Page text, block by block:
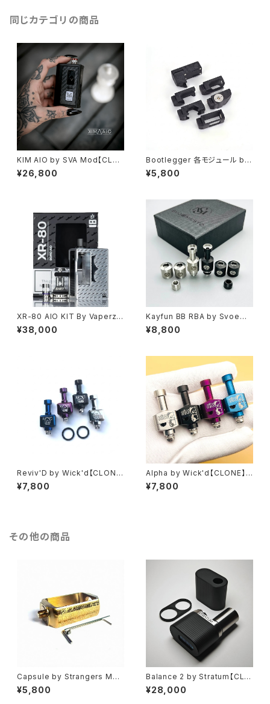
同じカテゴリの商品
KIM AIO by SVA Mod【CLO
NE】【送料無料】【Carbon Fibe
r】【1 x 18650】【70W】【For B
ed RBA ブリッジ V2 M2 AIO /
Cthulhu AIO Unkwn Unreal
Device Suit PRC / YEC/ Mis
sion XV/415 / Monarchy】
¥26,800
Bootlegger 各モジュール by
Box Mod Mafia【送料無料】
【CLONE】【カスタムモジュール
MJF】【18650×1】【BORO × S
BS 23MM】【all run through
USB】【ハイエンド high end M
od USA】【VAPE 電子タバコ 本
¥5,800
XR-80 AIO KIT By Vaperz
Cloud X MNCH【Authentic】
【送料無料】【カラー各種】【DNA
属】【Monarchy RBA mod 】
【電子タバコ VAPE ベイプ】
¥38,000
Kayfun BB RBA by Svoeme
sto【CLONE】【送料無料】【316
SS】【AEROKON Airflow】【AE
Box Mod】【SXK BB / Billet
ボックスモッド キット Boro 用 S
tyled RBA ブリッジ V2 M2】
【Vandy Vape Pulse AIO / C
thulhu AIO】
¥8,800
Reviv'D by Wick'd【CLON
E】【送料無料】【SS316】【7PCS
Air Pin】【Box Mod RBA tan
y SPACEPOD】【VAPE ベイプ】
¥7,800
Alpha by Wick'd【CLONE】
【送料無料】【SS316】【7PCS A
ir Pin】【Box Mod RBA tank】
¥7,800
その他の商品
Capsule by Strangers Mod
s【CLONE】【送料無料】【SS31
6】【Boro Tank to 510 Adapt
¥5,800
Balance 2 by Stratum【CLO
NE】【送料無料】【カラー各種】
【Authentic Evolv DNA60 C
¥28,000